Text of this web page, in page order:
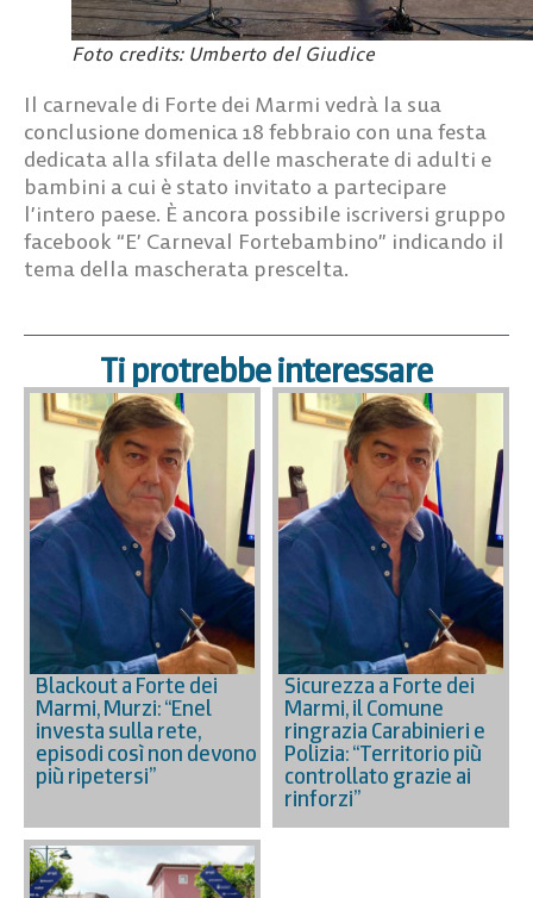
Foto credits: Umberto del Giudice
Il carnevale di Forte dei Marmi vedrà la sua
conclusione domenica 18 febbraio con una festa
dedicata alla sfilata delle mascherate di adulti e
bambini a cui è stato invitato a partecipare
l’intero paese. È ancora possibile iscriversi gruppo
facebook “E’ Carneval Fortebambino” indicando il
tema della mascherata prescelta.
Ti protrebbe interessare
Blackout a Forte dei
Marmi, Murzi: “Enel
investa sulla rete,
episodi così non devono
più ripetersi”
Sicurezza a Forte dei
Marmi, il Comune
ringrazia Carabinieri e
Polizia: “Territorio più
controllato grazie ai
rinforzi”